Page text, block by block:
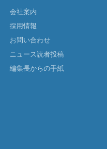
会社案内
採用情報
お問い合わせ
ニュース読者投稿
編集長からの手紙